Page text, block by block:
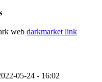
web darkmarket link
05-24 - 16:02